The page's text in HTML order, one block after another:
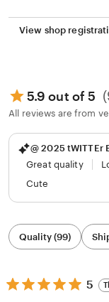
View shop
5.9 out of 5
All reviews are from
@ 2025 tWITTEr
Great quality
Cute
Filter
by
category
Quality (99)
5
out
5